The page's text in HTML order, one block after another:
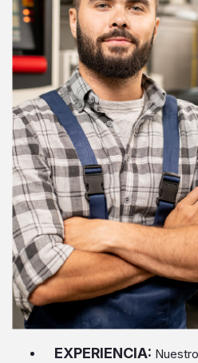
EXPERIENCIA: